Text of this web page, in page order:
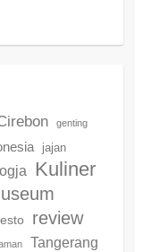
genting
jajan
Kuliner
review
Tangerang